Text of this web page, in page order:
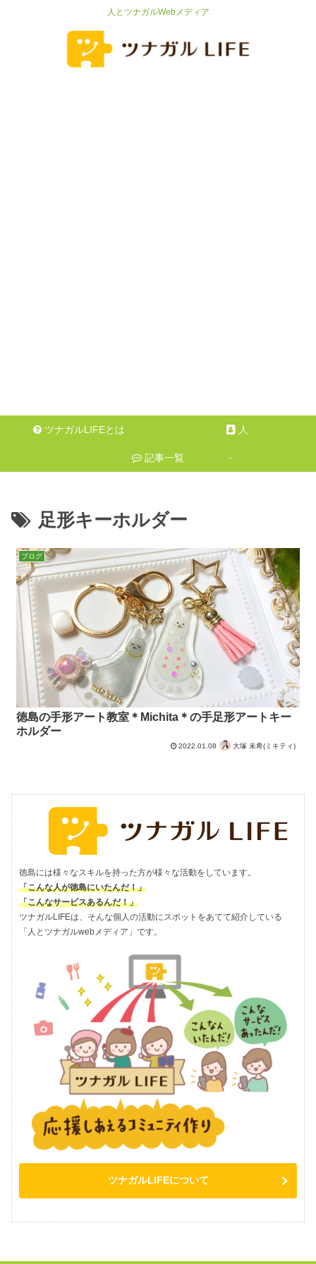
人とツナガルWebメディア
ツナガルLIFEとは 人
記事一覧
足形キーホルダー
ブログ
徳島の手形アート教室＊Michita＊の手足形アートキー
ホルダー
2022.01.08 大塚 未希(ミキティ)
徳島には様々なスキルを持った方が様々な活動をしています。
「こんな人が徳島にいたんだ！」
「こんなサービスあるんだ！」
ツナガルLIFEは、そんな個人の活動にスポットをあてて紹介している
「人とツナガルwebメディア」です。
ツナガルLIFEについて